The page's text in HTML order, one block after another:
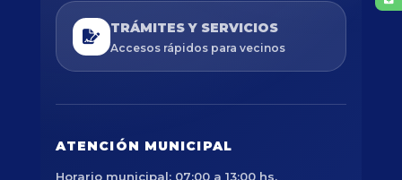
TRÁMITES Y SERVICIOS
Accesos rápidos para vecinos
ATENCIÓN MUNICIPAL
Horario municipal: 07:00 a 13:00 hs.